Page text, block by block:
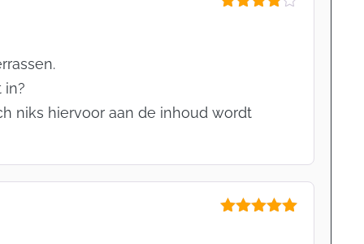
in?
niks hiervoor aan de inhoud wordt